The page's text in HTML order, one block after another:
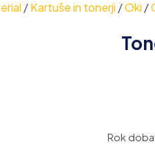
/ Kartuše in tonerji /Oki /
Rok